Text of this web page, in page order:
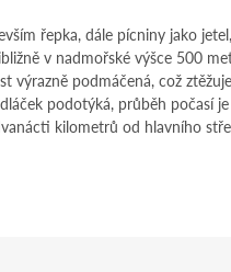
řepka, dále pícniny jako
v nadmořské výšce 500
výrazně podmáčená, což
podotýká, průběh počasí
kilometrů od hlavního